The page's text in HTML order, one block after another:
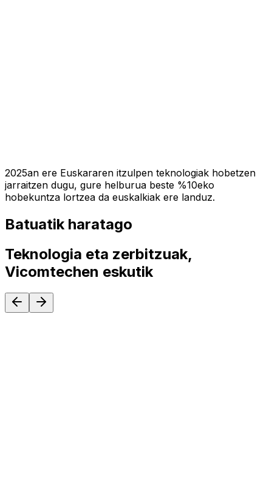
2025an ere Euskararen itzulpen teknologiak hobetzen
jarraitzen dugu, gure helburua beste %10eko
hobekuntza lortzea da euskalkiak ere landuz.
Batuatik haratago
Teknologia eta zerbitzuak,
Vicomtechen eskutik